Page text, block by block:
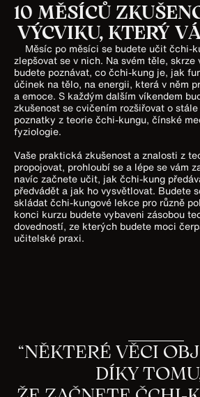
10 MĚSÍCŮ
VÝCVIKU, KTERÝ
Měsíc po měsíci se budete učit čchi-
zlepšovat se v nich. Na svém těle, skrze
budete poznávat, co čchi-kung je, jak
účinek na tělo, na energii, která v něm
a emoce. S každým dalším víkendem
zkušenost se cvičením rozšiřovat o
poznatky z teorie čchi-kungu, čínské
fyziologie.
Vaše praktická zkušenost a znalosti z
propojovat, prohloubí se a lépe se vám
navíc začnete učit, jak čchi-kung
předvádět a jak ho vysvětlovat. Budete
skládat čchi-kungové lekce pro různě
konci kurzu budete vybaveni zásobou
dovedností, ze kterých budete moci
učitelské praxi.
“NĚKTERÉ VĚCI
DÍKY